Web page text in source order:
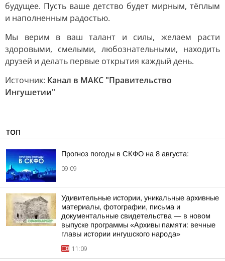
будущее. Пусть ваше детство будет мирным, тёплым
и наполненным радостью.
Мы верим в ваш талант и силы, желаем расти
здоровыми, смелыми, любознательными, находить
друзей и делать первые открытия каждый день.
Источник: Канал в МАКС "Правительство
Ингушетии"
ТОП
Прогноз погоды в СКФО на 8 августа:
09:09
Удивительные истории, уникальные архивные
материалы, фотографии, письма и
документальные свидетельства — в новом
выпуске программы «Архивы памяти: вечные
главы истории ингушского народа»
11:09